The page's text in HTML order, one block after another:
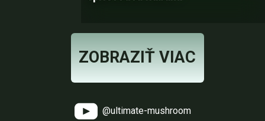
ZOBRAZIŤ VIAC
@ultimate-mushroom